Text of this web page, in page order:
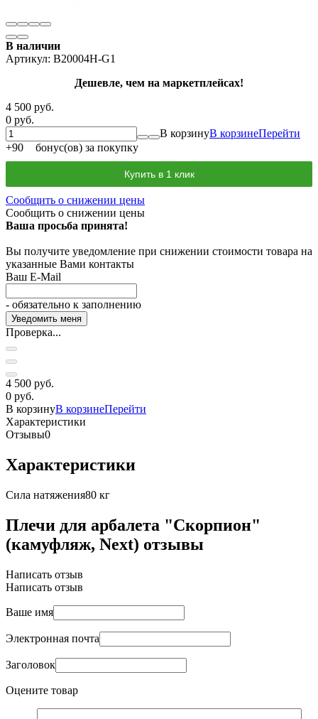
В наличии
Артикул: B20004H-G1
Дешевле, чем на маркетплейсах!
4 500 руб.
0 руб.
В корзинуВ корзинеПерейти
+90 бонус(ов) за покупку
Купить в 1 клик
Сообщить о снижении цены
Сообщить о снижении цены
Ваша просьба принята!
Вы получите уведомление при снижении стоимости товара на
указанные Вами контакты
Ваш E-Mail
- обязательно к заполнению
Проверка...
4 500 руб.
0 руб.
В корзинуВ корзинеПерейти
Характеристики
Отзывы0
Характеристики
Сила натяжения80 кг
Плечи для арбалета "Скорпион"
(камуфляж, Next) отзывы
Написать отзыв
Написать отзыв
Ваше имя
Электронная почта
Заголовок
Оцените товар